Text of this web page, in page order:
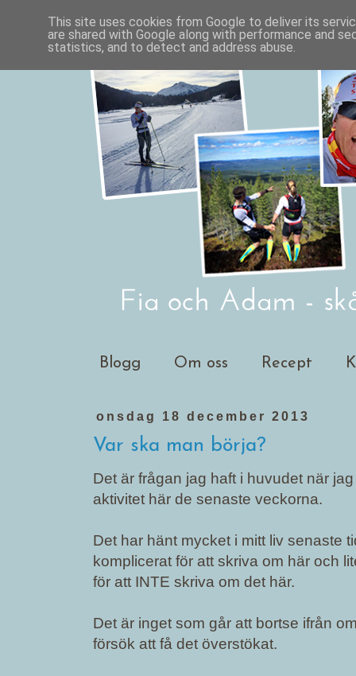
Blogg Om oss Recept
onsdag 18 december 2013
Var ska man börja?
Det är frågan jag haft i huvudet när
aktivitet här de senaste veckorna.
Det har hänt mycket i mitt liv senaste
komplicerat för att skriva om här och
för att INTE skriva om det här.
Det är inget som går att bortse ifrån
försök att få det överstökat.
This site uses cookies from Google to deliver its
are shared with Google along with performance and
statistics, and to detect and address abuse.